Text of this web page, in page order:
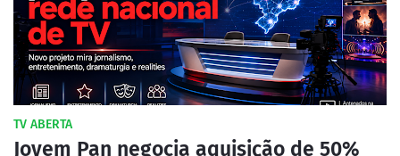
TV ABERTA
Jovem Pan negocia aquisição de 50%